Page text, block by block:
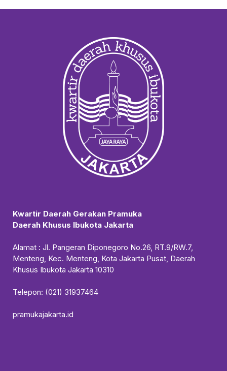
Kwartir Daerah Gerakan Pramuka
Daerah Khusus Ibukota Jakarta
Alamat : Jl. Pangeran Diponegoro No.26, RT.9/RW.7,
Menteng, Kec. Menteng, Kota Jakarta Pusat, Daerah
Khusus Ibukota Jakarta 10310
Telepon: (021) 31937464
pramukajakarta.id